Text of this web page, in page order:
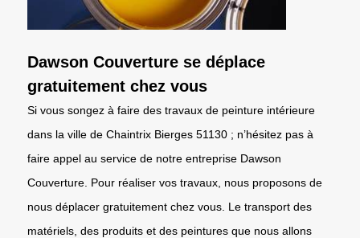
Dawson Couverture se déplace
gratuitement chez vous
Si vous songez à faire des travaux de peinture intérieure
dans la ville de Chaintrix Bierges 51130 ; n’hésitez pas à
faire appel au service de notre entreprise Dawson
Couverture. Pour réaliser vos travaux, nous proposons de
nous déplacer gratuitement chez vous. Le transport des
matériels, des produits et des peintures que nous allons